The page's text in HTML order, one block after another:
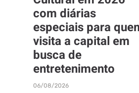
com diárias
especiais para
visita a capital em
busca de
entretenimento
06/08/2026